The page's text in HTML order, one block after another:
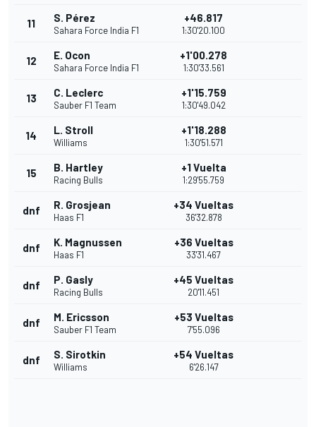
11 S. Pérez
Sahara Force India F1
+46.817
1:30'20.100
12 E. Ocon
Sahara Force India F1
+1'00.278
1:30'33.561
13 C. Leclerc
Sauber F1 Team
+1'15.759
1:30'49.042
14 L. Stroll
Williams
+1'18.288
1:30'51.571
15 B. Hartley
Racing Bulls
+1 Vuelta
1:29'55.759
dnf R. Grosjean
Haas F1
+34 Vueltas
36'32.878
dnf K. Magnussen
Haas F1
+36 Vueltas
33'31.467
dnf P. Gasly
Racing Bulls
+45 Vueltas
20'11.451
dnf M. Ericsson
Sauber F1 Team
+53 Vueltas
7'55.096
dnf S. Sirotkin
Williams
+54 Vueltas
6'26.147